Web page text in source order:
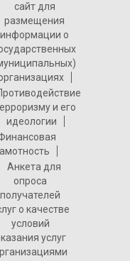
сайт для
размещения
информации о
и его
идеологии
Анкета для
опроса
получателей
о качестве
условий
услуг